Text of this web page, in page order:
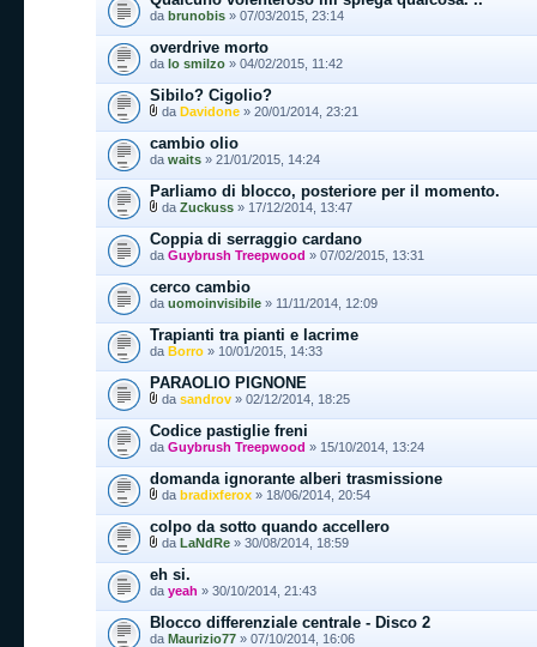
da brunobis » 07/03/2015, 23:14
overdrive morto
da lo smilzo » 04/02/2015, 11:42
Sibilo? Cigolio?
da Davidone » 20/01/2014, 23:21
cambio olio
da waits » 21/01/2015, 14:24
Parliamo di blocco, posteriore per il momento.
da Zuckuss » 17/12/2014, 13:47
Coppia di serraggio cardano
da Guybrush Treepwood » 07/02/2015, 13:31
cerco cambio
da uomoinvisibile » 11/11/2014, 12:09
Trapianti tra pianti e lacrime
da Borro » 10/01/2015, 14:33
PARAOLIO PIGNONE
da sandrov » 02/12/2014, 18:25
Codice pastiglie freni
da Guybrush Treepwood » 15/10/2014, 13:24
domanda ignorante alberi trasmissione
da bradixferox » 18/06/2014, 20:54
colpo da sotto quando accellero
da LaNdRe » 30/08/2014, 18:59
eh si.
da yeah » 30/10/2014, 21:43
Blocco differenziale centrale - Disco 2
da Maurizio77 » 07/10/2014, 16:06